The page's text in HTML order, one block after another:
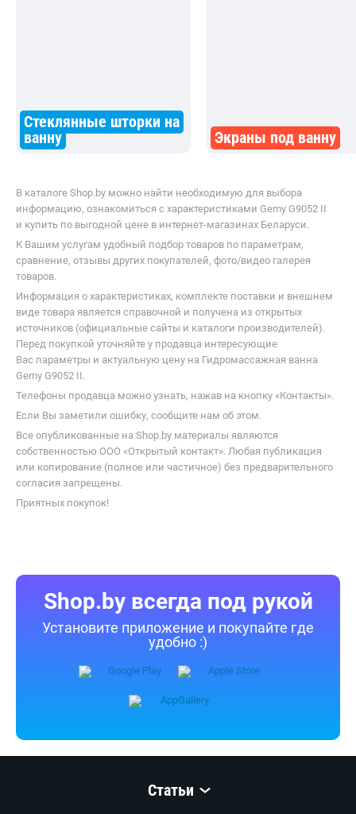
Стеклянные шторки на
ванну
Экраны под ванну
В каталоге Shop.by можно найти необходимую для выбора
информацию, ознакомиться с характеристиками Gemy G9052 II
и купить по выгодной цене в интернет-магазинах Беларуси.
К Вашим услугам удобный подбор товаров по параметрам,
сравнение, отзывы других покупателей, фото/видео галерея
товаров.
Информация о характеристиках, комплекте поставки и внешнем
виде товара является справочной и получена из открытых
источников (официальные сайты и каталоги производителей).
Перед покупкой уточняйте у продавца интересующие
Вас параметры и актуальную цену на Гидромассажная ванна
Gemy G9052 II.
Телефоны продавца можно узнать, нажав на кнопку «Контакты».
Если Вы заметили ошибку, сообщите нам об этом.
Все опубликованные на Shop.by материалы являются
собственностью ООО «Открытый контакт». Любая публикация
или копирование (полное или частичное) без предварительного
согласия запрещены.
Приятных покупок!
Shop.by всегда под рукой
Установите приложение и покупайте где
удобно :)
Статьи